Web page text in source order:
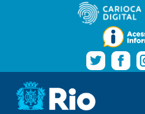
Pular para o conteúdo
Navegação